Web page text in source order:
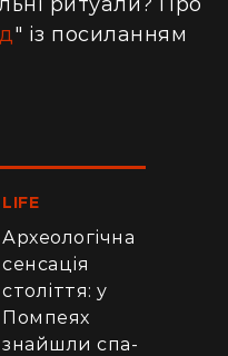
" із посиланням
LIFE
Археологічна
сенсація
століття: у
Помпеях
знайшли спа-